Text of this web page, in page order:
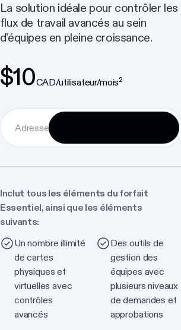
La solution idéale pour contrôler les
flux de travail avancés au sein
d’équipes en pleine croissance.
$10CAD/utilisateur/mois2
Inclut tous les éléments du forfait
Essentiel, ainsi que les éléments
suivants:
Un nombre illimité
de cartes
physiques et
virtuelles avec
contrôles
avancés
Des outils de
gestion des
équipes avec
plusieurs niveaux
de demandes et
approbations